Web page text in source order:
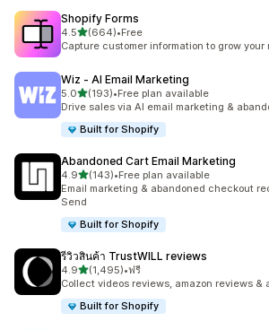
Shopify Forms
4.5เต็ม 5 ดาว
(664)
ทั้งหมด 664 รีวิว
•Free
Capture customer information to grow
Wiz ‑ AI Email Marketing
5.0เต็ม 5 ดาว
(193)
ทั้งหมด 193 รีวิว
•Free plan available
Drive sales via AI email marketing &
Built for Shopify
Abandoned Cart Email Marketing
4.9เต็ม 5 ดาว
(143)
ทั้งหมด 143 รีวิว
•Free plan available
Email marketing & abandoned checkout
Send
Built for Shopify
รีวิวสินค้า TrustWILL reviews
4.9เต็ม 5 ดาว
(1,495)
ทั้งหมด 1495 รีวิว
•ฟรี
Collect videos reviews, amazon reviews &
Built for Shopify